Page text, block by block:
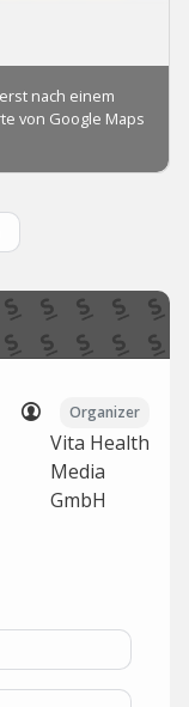
Organizer
Vita Health
Media
GmbH